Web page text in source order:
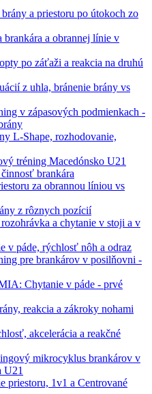
a priestoru po útokoch zo
a obrannej línie v
po záťaži a reakcia na druhú
z uhla, bránenie brány vs
v zápasových podmienkach -
L-Shape, rozhodovanie,
tréning Macedónsko U21
brankára
za obrannou líniou vs
z rôznych pozícií
a chytanie v stoji a v
páde, rýchlosť nôh a odraz
pre brankárov v posilňovni -
Chytanie v páde - prvé
reakcia a zákroky nohami
akcelerácia a reakčné
mikrocyklus brankárov v
U21
1v1 a Centrované